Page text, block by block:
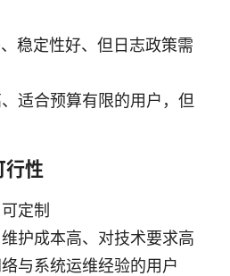
稳定性好、但日志政策需
适合预算有限的用户，但
行性
定制
护成本高、对技术要求高
与系统运维经验的用户